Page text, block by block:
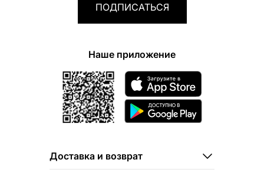
ПОДПИСАТЬСЯ
Наше приложение
Доставка и возврат